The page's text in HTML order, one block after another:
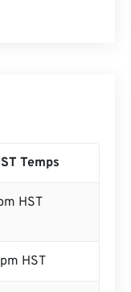
Temps
HST
HST